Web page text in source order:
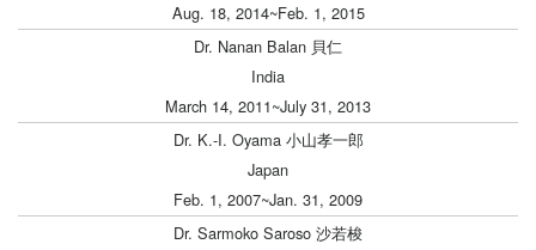
Aug. 18, 2014~Feb. 1, 2015
Dr. Nanan Balan 貝仁
India
March 14, 2011~July 31, 2013
Dr. K.-I. Oyama 小山孝一郎
Japan
Feb. 1, 2007~Jan. 31, 2009
Dr. Sarmoko Saroso 沙若梭